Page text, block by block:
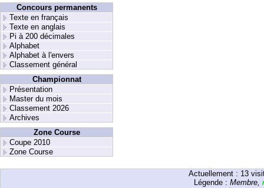
Concours permanents
Texte en français
Texte en anglais
Pi à 200 décimales
Alphabet
Alphabet à l'envers
Classement général
Championnat
Présentation
Master du mois
Classement 2026
Archives
Zone Course
Coupe 2010
Zone Course
Actuellement : 13
Légende : Membre,